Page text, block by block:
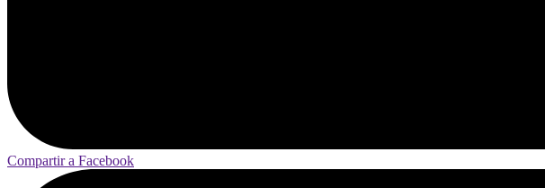
Compartir a Facebook